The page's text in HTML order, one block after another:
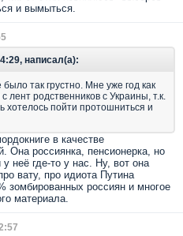
и вымыться.
написал(а):
так грустно. Мне уже год как
родственников с Украины, т.к.
хотелось пойти протошниться и
в качестве
Она россиянка, пенсионерка, но
неё где-то у нас. Ну, вот она
вату, про идиота Путина
зомбированных россиян и многое
материала.